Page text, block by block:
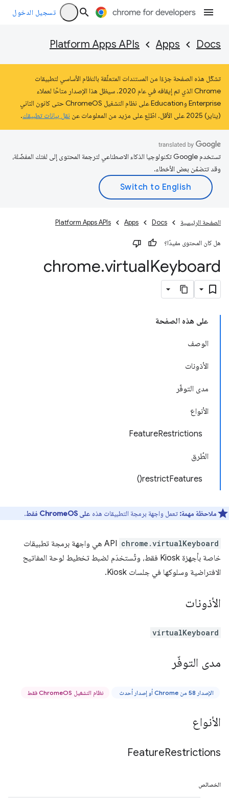
تسجيل الدخول
Docs
Apps
Platform Apps APIs
تشكّل هذه الصفحة جزءًا من المستندات المتعلّقة بالنظام الأساسي لتطبيقات
Chrome الذي تم إيقافه في عام 2020. سيظل هذا الإصدار متاحًا لعملاء
Enterprise وEducation على نظام التشغيل ChromeOS حتى كانون الثاني
(يناير) 2025 على الأقل. اطّلِع على مزيد من المعلومات عن
نقل بيانات تطبيقك.
تستخدم Google تكنولوجيا الذكاء الاصطناعي لترجمة المحتوى إلى لغتك المفضّلة،
وقد تتضمّن بعض الأخطاء.
الصفحة الرئيسية Docs
Apps
Platform Apps APIs
هل كان المحتوى مفيدًا؟
chrome.virtualKeyboard
على هذه الصفحة
الوصف
الأذونات
مدى التوفّر
الأنواع
FeatureRestrictions
الطُرق
restrictFeatures()
ملاحظة مهمة: تعمل واجهة برمجة التطبيقات هذه على ChromeOS فقط .
chrome.virtualKeyboard
API هي واجهة برمجة تطبيقات
خاصة بأجهزة Kiosk فقط، وتُستخدَم لضبط تخطيط لوحة المفاتيح
الافتراضية وسلوكها في جلسات Kiosk.
الأذونات
virtualKeyboard
مدى التوفّر
الإصدار 58 من Chrome أو إصدار أحدث نظام التشغيل ChromeOS فقط
الأنواع
FeatureRestrictions
الخصائص